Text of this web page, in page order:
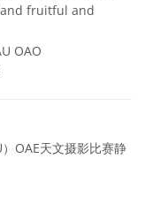
fruitful and
OAO
OAE天文摄影比赛静